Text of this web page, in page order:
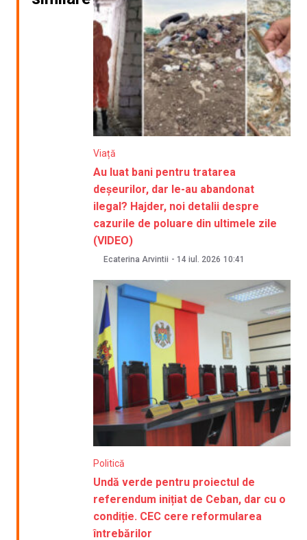
Viață
Au luat bani pentru tratarea
deșeurilor, dar le-au abandonat
ilegal? Hajder, noi detalii despre
cazurile de poluare din ultimele zile
(VIDEO)
Ecaterina Arvintii - 14 iul. 2026 10:41
Politică
Undă verde pentru proiectul de
referendum inițiat de Ceban, dar cu o
condiție. CEC cere reformularea
întrebărilor